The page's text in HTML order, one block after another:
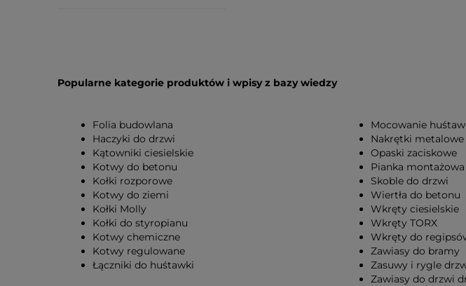
Popularne kategorie produktów i wpisy z bazy wiedzy
Folia budowlana
Haczyki do drzwi
Kątowniki ciesielskie
Kotwy do betonu
Kołki rozporowe
Kotwy do ziemi
Kołki Molly
Kołki do styropianu
Kotwy chemiczne
Kotwy regulowane
Łączniki do huśtawki
Mocowanie
Nakrętki metalowe
Opaski zaciskowe
Pianka
Skoble do drzwi
Wiertła do betonu
Wkręty ciesielskie
Wkręty TORX
Wkręty do
Zawiasy do bramy
Zasuwy i rygle
Zawiasy do drzwi